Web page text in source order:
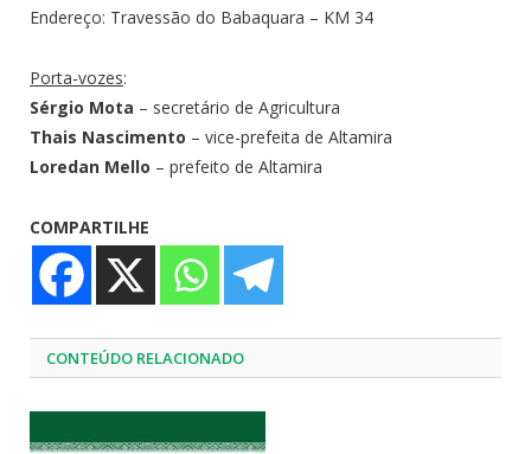
Endereço: Travessão do Babaquara – KM 34
Porta-vozes:
Sérgio Mota – secretário de Agricultura
Thais Nascimento – vice-prefeita de Altamira
Loredan Mello – prefeito de Altamira
COMPARTILHE
CONTEÚDO RELACIONADO